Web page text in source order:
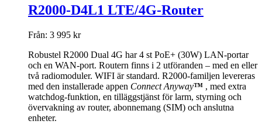
R2000-D4L1 LTE/4G-Router
Från: 3 995 kr
Robustel R2000 Dual 4G har 4 st PoE+ (30W) LAN-portar
och en WAN-port. Routern finns i 2 utföranden – med en eller
två radiomoduler. WIFI är standard. R2000-familjen levereras
med den installerade appen Connect Anyway™ , med extra
watchdog-funktion, en tilläggstjänst för larm, styrning och
övervakning av router, abonnemang (SIM) och anslutna
enheter.